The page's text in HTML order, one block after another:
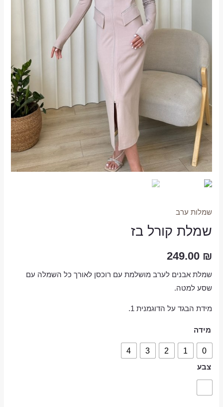
שמלות ערב
שמלת קורל בז
249.00 ₪
שמלת אבנים לערב מושלמת עם רוכסן לאורך כל השמלה עם
שסע למטה.
מידת הבגד על הדוגמנית 1.
מידה
0
1
2
3
4
צבע